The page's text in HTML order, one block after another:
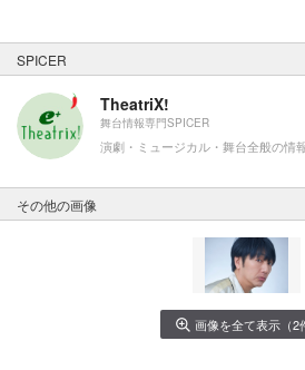
SPICER
TheatriX!
舞台情報専門SPICER
演劇・ミュージカル・舞台全般の情
その他の画像
画像を全て表示（2